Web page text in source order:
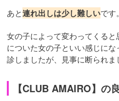
あと連れ出しは少し難しいです。
女の子によって変わってくる
についた女の子といい感じに
診しましたが、見事に断られま
【CLUB AMAIRO】の